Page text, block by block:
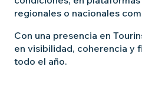
regionales o nacionales
Con una presencia en
en visibilidad, coherencia y
todo el año.